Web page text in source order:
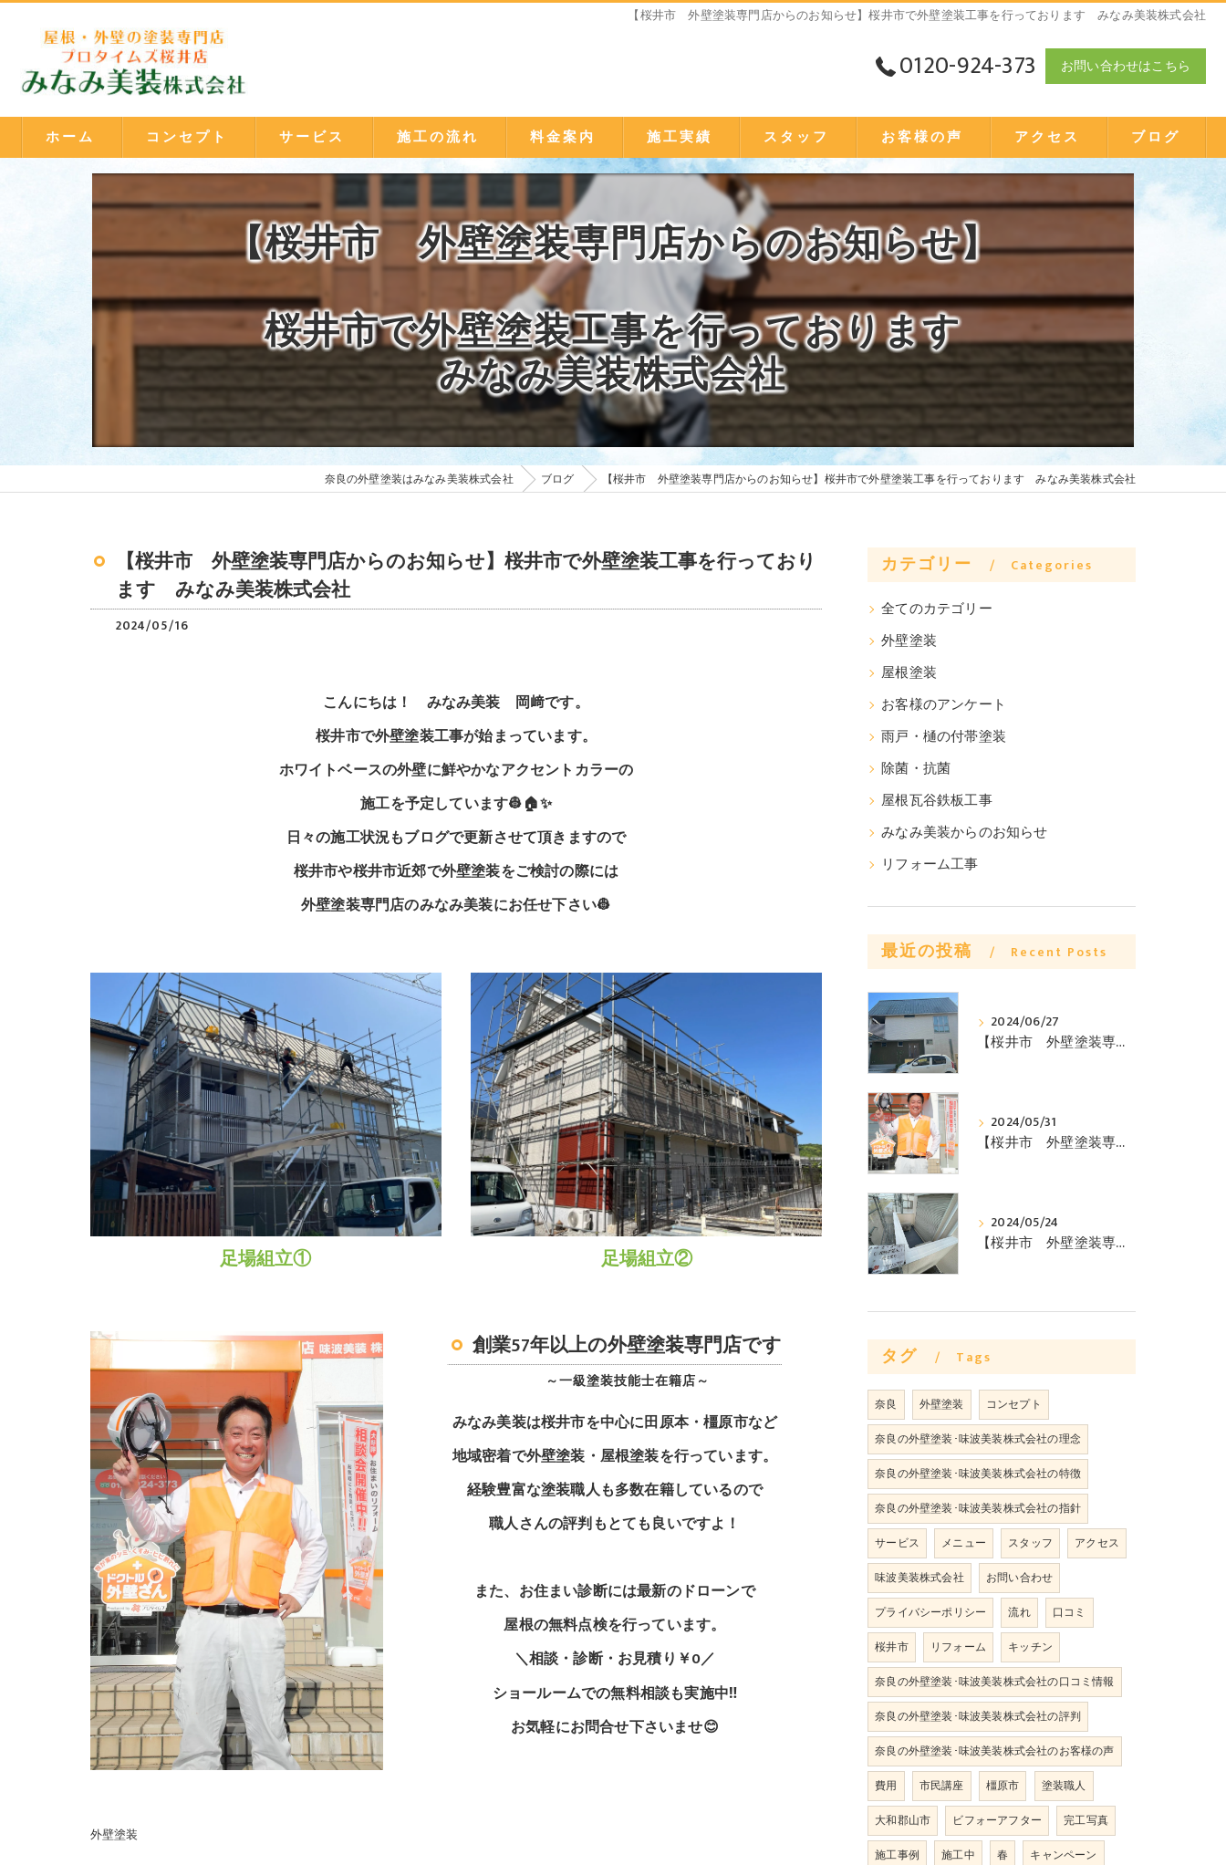
【桜井市 外壁塗装専門店からのお知らせ】桜井市で外壁塗装工事を行っております みなみ美装株式会社
0120-924-373 お問い合わせはこちら
ホーム コンセプト サービス 施工の流れ 料金案内 施工実績 スタッフ お客様の声 アクセス ブログ
【桜井市 外壁塗装専門店からのお知らせ】
桜井市で外壁塗装工事を行っております
みなみ美装株式会社
奈良の外壁塗装はみなみ美装株式会社 ブログ 【桜井市 外壁塗装専門店からのお知らせ】桜井市で外壁塗装工事を行っております みなみ美装株式会社
【桜井市 外壁塗装専門店からのお知らせ】桜井市で外壁塗装工事を行っており
ます みなみ美装株式会社
2024/05/16
こんにちは！ みなみ美装 岡﨑です。
桜井市で外壁塗装工事が始まっています。
ホワイトベースの外壁に鮮やかなアクセントカラーの
施工を予定しています👷🏠✨
日々の施工状況もブログで更新させて頂きますので
桜井市や桜井市近郊で外壁塗装をご検討の際には
外壁塗装専門店のみなみ美装にお任せ下さい👷
足場組立① 足場組立②
創業57年以上の外壁塗装専門店です
～一級塗装技能士在籍店～
みなみ美装は桜井市を中心に田原本・橿原市など
地域密着で外壁塗装・屋根塗装を行っています。
経験豊富な塗装職人も多数在籍しているので
職人さんの評判もとても良いですよ！
また、お住まい診断には最新のドローンで
屋根の無料点検を行っています。
＼相談・診断・お見積り￥0／
ショールームでの無料相談も実施中‼
お気軽にお問合せ下さいませ😊
外壁塗装
カテゴリー Categories
全てのカテゴリー
外壁塗装
屋根塗装
お客様のアンケート
雨戸・樋の付帯塗装
除菌・抗菌
屋根瓦谷鉄板工事
みなみ美装からのお知らせ
リフォーム工事
最近の投稿 Recent Posts
2024/06/27
【桜井市 外壁塗装専門店からのお知らせ】桜井市Y様邸ビフォーアフターのご紹介 ～みなみ美装株式会社～
2024/05/31
【桜井市 外壁塗装専門店からのお知らせ】外壁塗装を安く抑える方法教えます みなみ美装株式会社
2024/05/24
【桜井市 外壁塗装専門店からのお知らせ】外壁塗装工事で失敗したくない方必見‼みなみ美装株式会社
タグ Tags
奈良 外壁塗装
コンセプト
奈良の外壁塗装･味波美装株式会社の理念
奈良の外壁塗装･味波美装株式会社の特徴
奈良の外壁塗装･味波美装株式会社の指針
サービス
メニュー スタッフ
アクセス
味波美装株式会社
お問い合わせ
プライバシーポリシー
流れ
口コミ
桜井市
リフォーム
キッチン
奈良の外壁塗装･味波美装株式会社の口コミ情報
奈良の外壁塗装･味波美装株式会社の評判
奈良の外壁塗装･味波美装株式会社のお客様の声
費用
市民講座 橿原市
塗装職人
大和郡山市
ビフォーアフター
完工写真
施工事例
施工中 春
キャンペーン